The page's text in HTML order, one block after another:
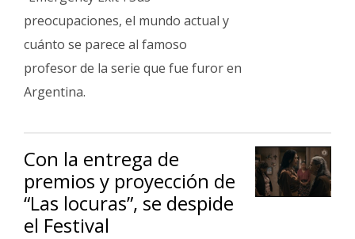
preocupaciones, el mundo actual y
cuánto se parece al famoso
profesor de la serie que fue furor en
Argentina.
Con la entrega de
premios y proyección de
“Las locuras”, se despide
el Festival